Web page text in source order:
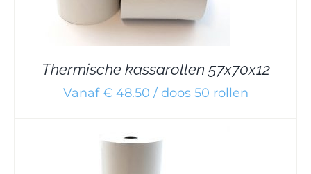
Thermische kassarollen 57x70x12
Vanaf € 48.50 / doos 50 rollen